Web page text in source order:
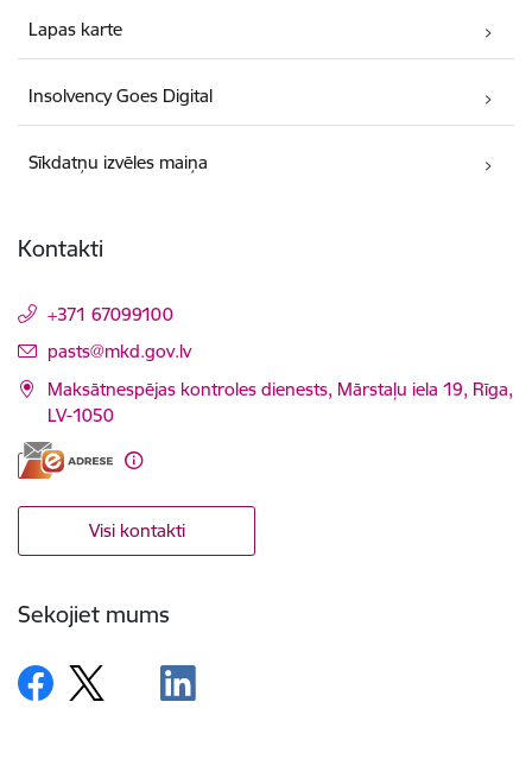
Lapas karte
Insolvency Goes Digital
Sīkdatņu izvēles maiņa
Kontakti
+371 67099100
E-pasts:
pasts@mkd.gov.lv
Maksātnespējas kontroles dienests, Mārstaļu iela 19, Rīga,
LV-1050
Visi kontakti
Sekojiet mums